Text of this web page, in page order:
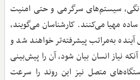
سیستم‌های سرگرمی و حتی امنیت
مهیا می‌کنند. کارشناسان می‌گویند،
به‌مراتب پیشرفته‌تر خواهند شد و
نیاز انسان بیان شود، آن را پیش‌بینی
متصل نیز این روند را سرعت